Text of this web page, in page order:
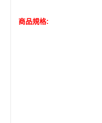
商品規格: